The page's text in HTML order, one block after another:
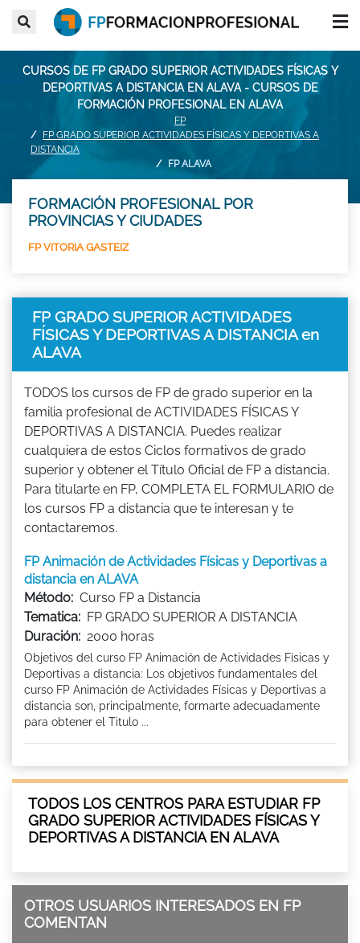
CURSOS DE FP GRADO SUPERIOR ACTIVIDADES FÍSICAS Y
DEPORTIVAS A DISTANCIA EN ALAVA - CURSOS DE
FORMACIÓN PROFESIONAL EN ALAVA
FP
FP GRADO SUPERIOR ACTIVIDADES FÍSICAS Y DEPORTIVAS A
DISTANCIA
FP ALAVA
FORMACIÓN PROFESIONAL POR
PROVINCIAS Y CIUDADES
FP VITORIA GASTEIZ
FP GRADO SUPERIOR ACTIVIDADES
FÍSICAS Y DEPORTIVAS A DISTANCIA en
ALAVA
TODOS los cursos de FP de grado superior en la
familia profesional de ACTIVIDADES FÍSICAS Y
DEPORTIVAS A DISTANCIA. Puedes realizar
cualquiera de estos Ciclos formativos de grado
superior y obtener el Título Oficial de FP a distancia.
Para titularte en FP, COMPLETA EL FORMULARIO de
los cursos FP a distancia que te interesan y te
contactaremos.
FP Animación de Actividades Físicas y Deportivas a
distancia en ALAVA
Método: Curso FP a Distancia
Tematica: FP GRADO SUPERIOR A DISTANCIA
Duración: 2000 horas
Objetivos del curso FP Animación de Actividades Físicas y
Deportivas a distancia: Los objetivos fundamentales del
curso FP Animación de Actividades Físicas y Deportivas a
distancia son, principalmente, formarte adecuadamente
para obtener el Titulo ...
TODOS LOS CENTROS PARA ESTUDIAR FP
GRADO SUPERIOR ACTIVIDADES FÍSICAS Y
DEPORTIVAS A DISTANCIA EN ALAVA
OTROS USUARIOS INTERESADOS EN FP
COMENTAN